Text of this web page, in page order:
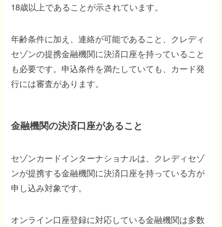
18歳以上であることが示されています。
年齢条件に加え、連絡が可能であること、クレディ
セゾンの提携金融機関に決済口座を持っていること
も必要です。申込条件を満たしていても、カード発
行には審査があります。
金融機関の決済口座があること
セゾンカードインターナショナルは、クレディセゾ
ンが提携する金融機関に決済口座を持っている方が
申し込み対象です。
オンライン口座登録に対応している金融機関は多数